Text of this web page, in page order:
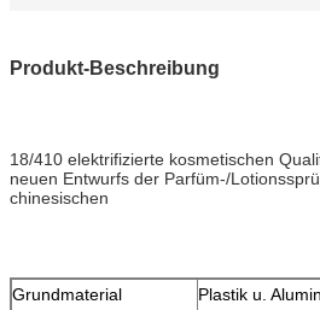
Produkt-Beschreibung
18/410 elektrifizierte kosmetischen
neuen Entwurfs der Parfüm-/
chinesischen
Grundmaterial
Plastik u.